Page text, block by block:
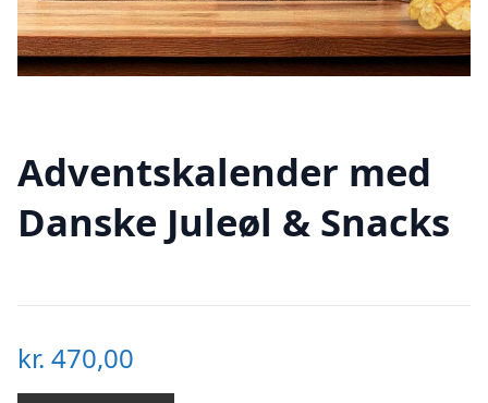
Adventskalender med
Danske Juleøl & Snacks
kr. 470,00